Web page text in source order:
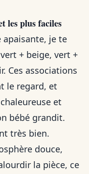
les plus faciles
apaisante, je te
+ beige, vert +
Ces associations
le regard, et
et
bébé grandit.
très bien.
douce,
la pièce, ce